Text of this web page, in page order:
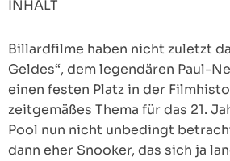
INHALT
Billardfilme haben nicht zuletzt
Geldes“, dem legendären Paul-
einen festen Platz in der
zeitgemäßes Thema für das 21.
Pool nun nicht unbedingt
dann eher Snooker, das sich ja